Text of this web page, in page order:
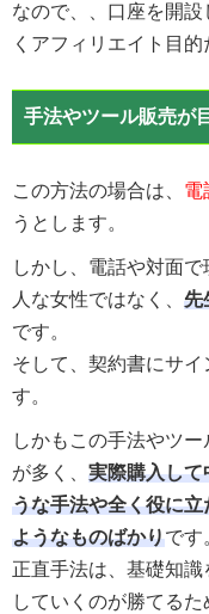
なので、、口座を開
くアフィリエイト目的
手法やツール販売が
この方法の場合は、 電
うとします。
しかし、電話や対面
人な女性ではなく、 先
です。
そして、契約書にサ
す。
しかもこの手法やツ
が多く、 実際購入して
うな手法や全く役に
ようなものばかりです
正直手法は、基礎知
していくのが勝てる